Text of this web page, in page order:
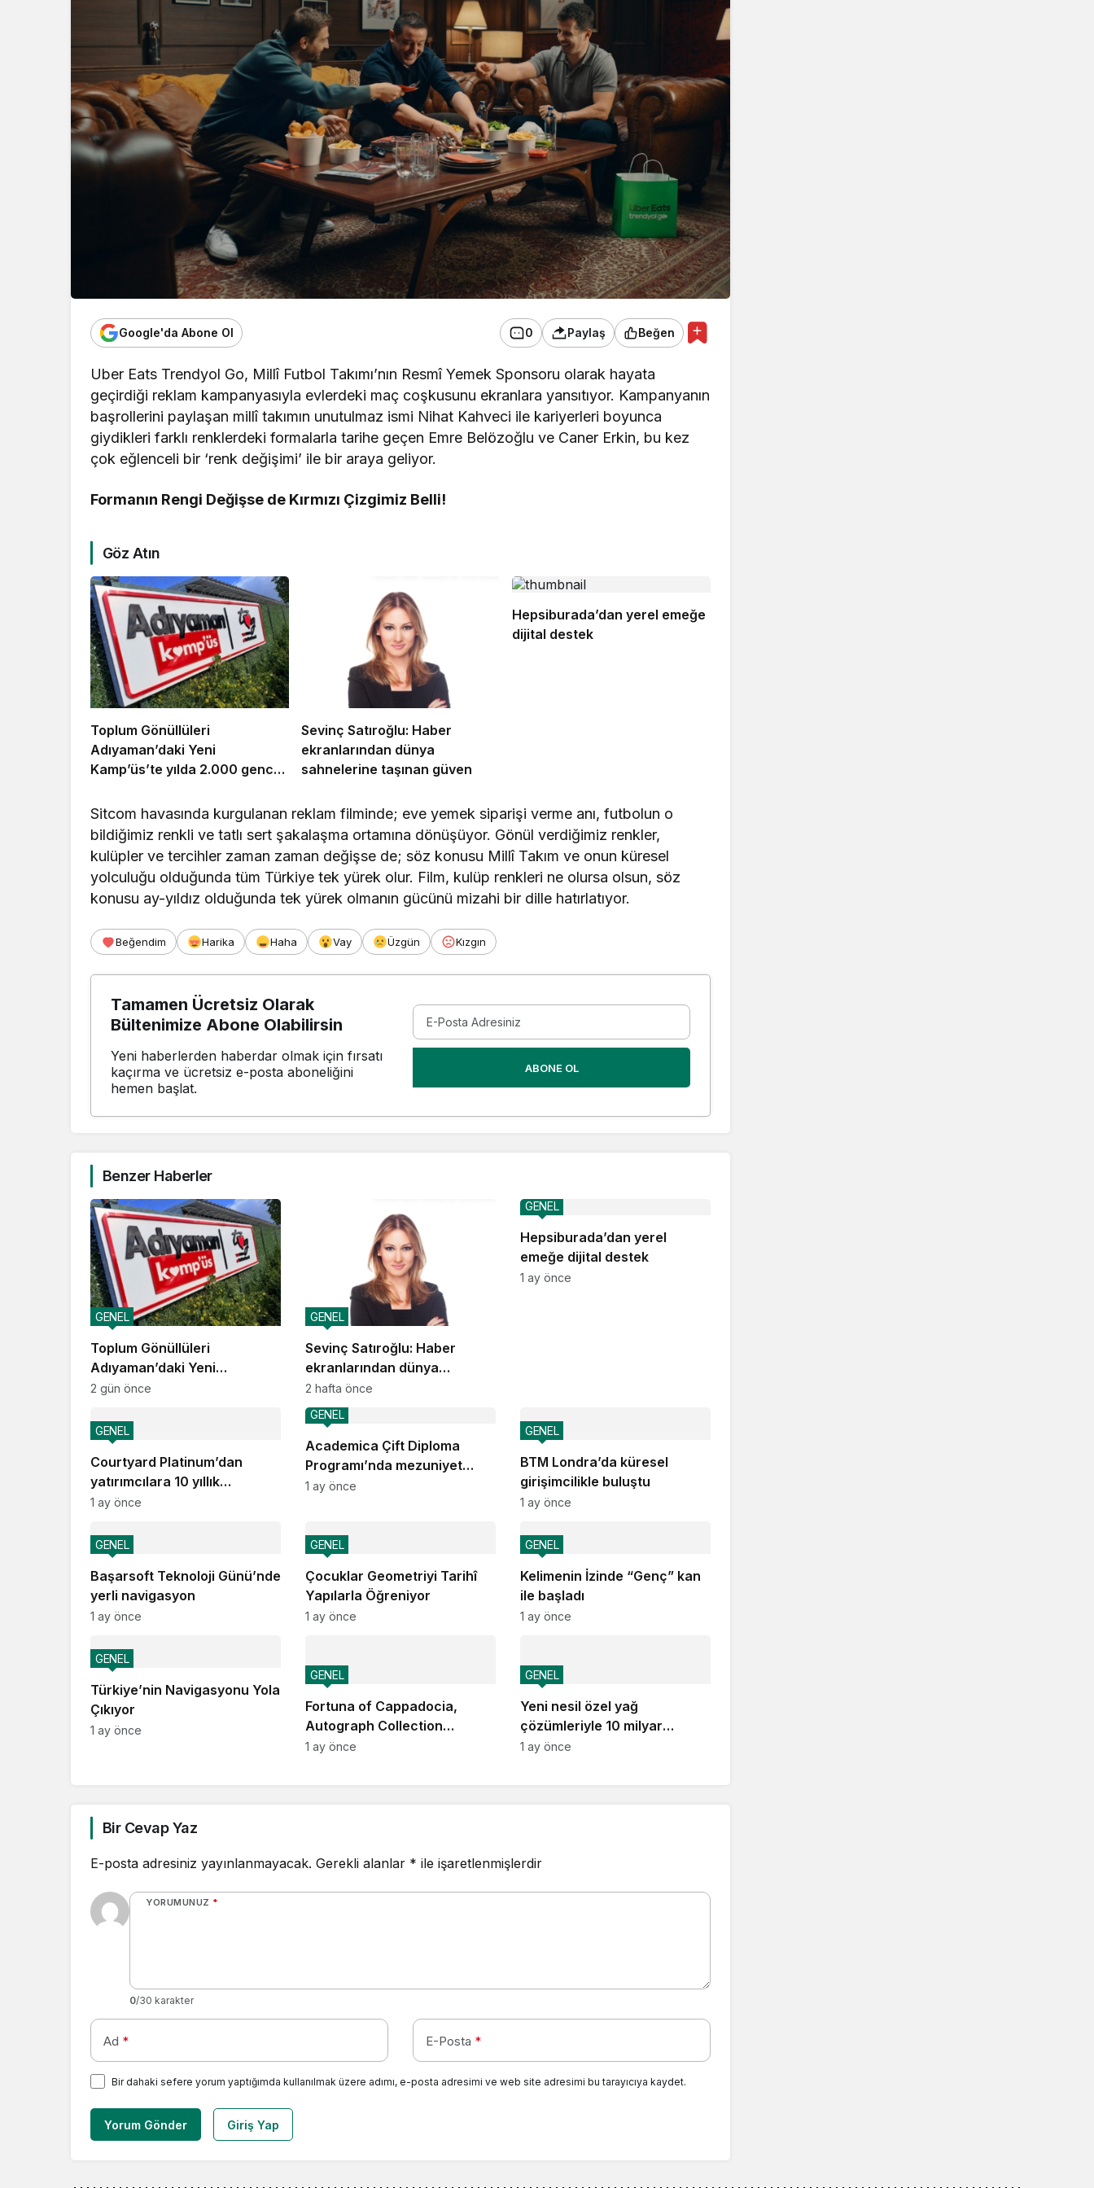
Google'da Abone Ol 0 Paylaş Beğen
Uber Eats Trendyol Go, Millî Futbol Takımı’nın Resmî Yemek Sponsoru olarak hayata
geçirdiği reklam kampanyasıyla evlerdeki maç coşkusunu ekranlara yansıtıyor. Kampanyanın
başrollerini paylaşan millî takımın unutulmaz ismi Nihat Kahveci ile kariyerleri boyunca
giydikleri farklı renklerdeki formalarla tarihe geçen Emre Belözoğlu ve Caner Erkin, bu kez
çok eğlenceli bir ‘renk değişimi’ ile bir araya geliyor.
Formanın Rengi Değişse de Kırmızı Çizgimiz Belli!
Göz Atın
Toplum Gönüllüleri
Adıyaman’daki Yeni
Kamp’üs’te yılda 2.000 gence
Sevinç Satıroğlu: Haber
ekranlarından dünya
sahnelerine taşınan güven
Hepsiburada’dan yerel emeğe
dijital destek
Sitcom havasında kurgulanan reklam filminde; eve yemek siparişi verme anı, futbolun o
bildiğimiz renkli ve tatlı sert şakalaşma ortamına dönüşüyor. Gönül verdiğimiz renkler,
kulüpler ve tercihler zaman zaman değişse de; söz konusu Millî Takım ve onun küresel
yolculuğu olduğunda tüm Türkiye tek yürek olur. Film, kulüp renkleri ne olursa olsun, söz
konusu ay-yıldız olduğunda tek yürek olmanın gücünü mizahi bir dille hatırlatıyor.
Beğendim Harika Haha Vay Üzgün Kızgın
Tamamen Ücretsiz Olarak
Bültenimize Abone Olabilirsin
Yeni haberlerden haberdar olmak için fırsatı
kaçırma ve ücretsiz e-posta aboneliğini
hemen başlat.
ABONE OL
Benzer Haberler
Toplum Gönüllüleri
Adıyaman’daki Yeni
Kamp’üs’te yılda 2.000
GENEL
2 gün önce
Sevinç Satıroğlu: Haber
ekranlarından dünya
sahnelerine taşınan güven
GENEL
2 hafta önce
Hepsiburada’dan yerel
emeğe dijital destek
GENEL
1 ay önce
Courtyard Platinum’dan
yatırımcılara 10 yıllık
amortisman güvencesi
GENEL
1 ay önce
Academica Çift Diploma
Programı’nda mezuniyet
heyecanı
GENEL
1 ay önce
BTM Londra’da küresel
girişimcilikle buluştu
GENEL
1 ay önce
Başarsoft Teknoloji Günü’nde
yerli navigasyon
GENEL
1 ay önce
Çocuklar Geometriyi Tarihî
Yapılarla Öğreniyor
GENEL
1 ay önce
Kelimenin İzinde “Genç” kan
ile başladı
GENEL
1 ay önce
Türkiye’nin Navigasyonu Yola
Çıkıyor
GENEL
1 ay önce
Fortuna of Cappadocia,
Autograph Collection
Kapadokya’da Açılıyor
GENEL
1 ay önce
Yeni nesil özel yağ
çözümleriyle 10 milyar
dolarlık ihracat vizyonu
GENEL
1 ay önce
Bir Cevap Yaz
E-posta adresiniz yayınlanmayacak. Gerekli alanlar * ile işaretlenmişlerdir
YORUMUNUZ *
0/30 karakter
Ad * E-Posta *
Bir dahaki sefere yorum yaptığımda kullanılmak üzere adımı, e-posta adresimi ve web site adresimi bu tarayıcıya kaydet.
Yorum Gönder Giriş Yap